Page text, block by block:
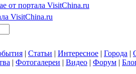
от портала VisitChina.ru
VisitChina.ru
| Статьи | Интересное | Города |
| Фотогалереи | Видео | Форум |